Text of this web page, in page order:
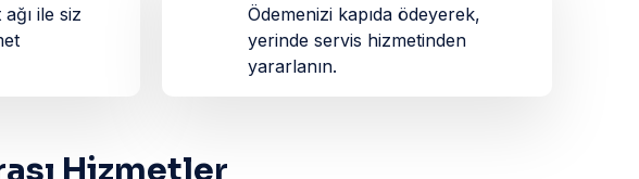
ile siz
Ödemenizi kapıda ödeyerek,
yerinde servis hizmetinden
yararlanın.
Hizmetler